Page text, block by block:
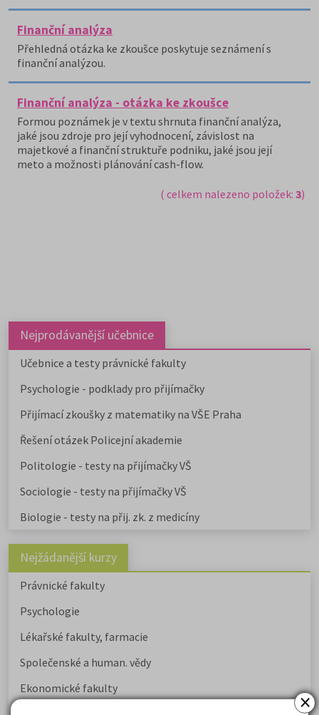
×
Finanční analýza
Přehledná otázka ke zkoušce poskytuje seznámení s
finanční analýzou.
Finanční analýza - otázka ke zkoušce
Formou poznámek je v textu shrnuta finanční analýza,
jaké jsou zdroje pro její vyhodnocení, závislost na
majetkové a finanční struktuře podniku, jaké jsou její
meto a možnosti plánování cash-flow.
( celkem nalezeno položek: 3)
Nejprodávanější učebnice
Učebnice a testy právnické fakulty
Psychologie - podklady pro přijímačky
Přijímací zkoušky z matematiky na VŠE Praha
Řešení otázek Policejní akademie
Politologie - testy na přijímačky VŠ
Sociologie - testy na přijímačky VŠ
Biologie - testy na přij. zk. z medicíny
Nejžádanější kurzy
Právnické fakulty
Psychologie
Lékařské fakulty, farmacie
Společenské a human. vědy
Ekonomické fakulty